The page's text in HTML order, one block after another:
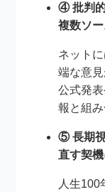
④ 批判
複数ソ
ネット
端な意
公式発
報と組
⑤ 長期
直す契
人生100